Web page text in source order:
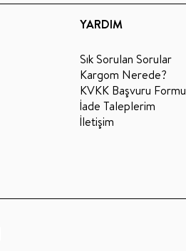
YARDIM
Sık Sorulan Sorular
Kargom Nerede?
KVKK Başvuru Formu
İade Taleplerim
İletişim